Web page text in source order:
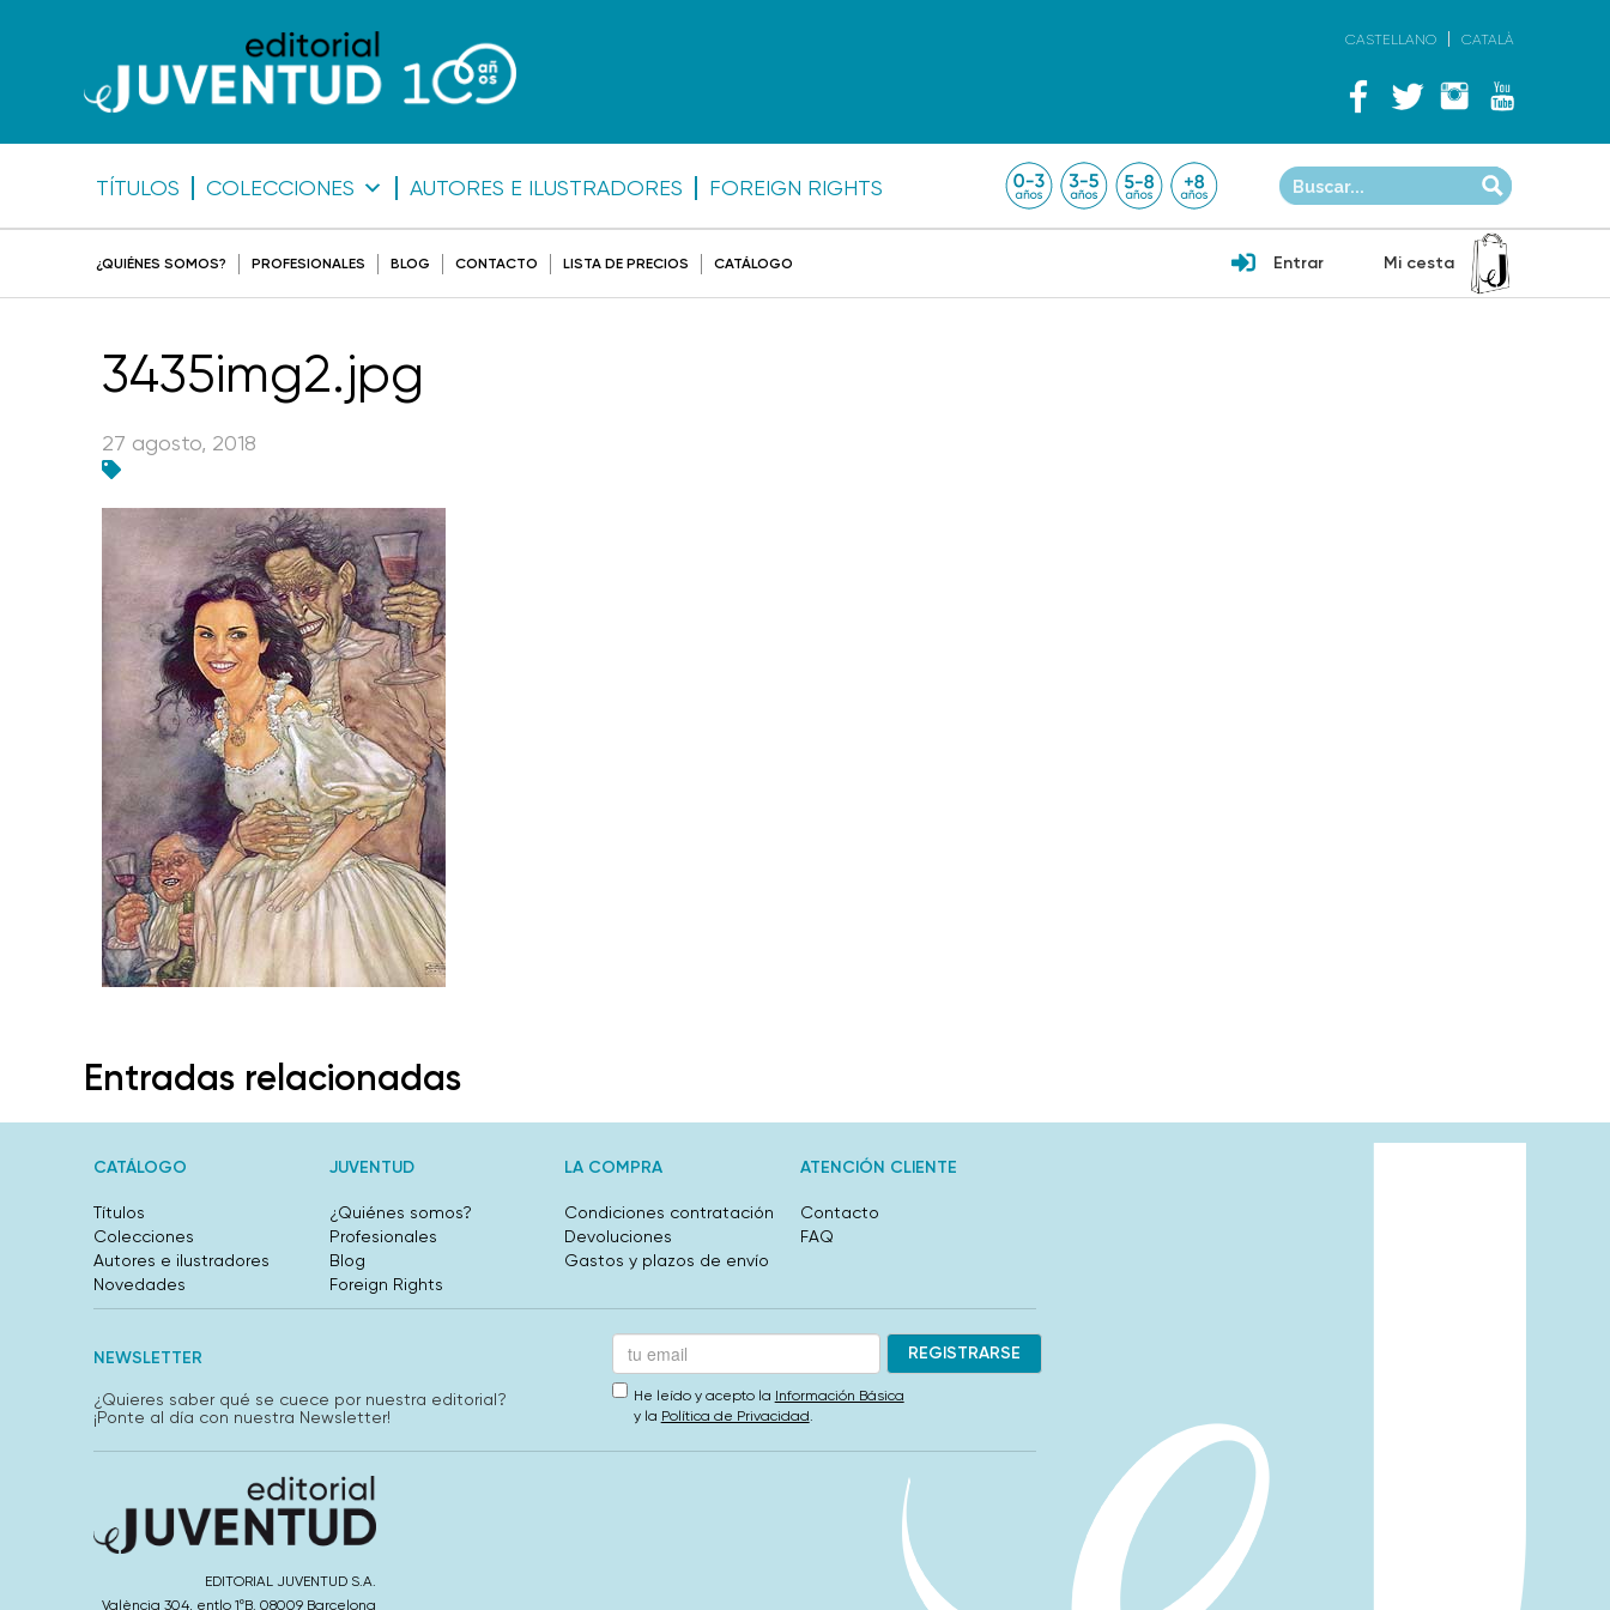
CASTELLANO CATALÀ
TÍTULOS COLECCIONES AUTORES E ILUSTRADORES FOREIGN RIGHTS
¿QUIÉNES SOMOS? PROFESIONALES BLOG CONTACTO LISTA DE PRECIOS CATÁLOGO Entrar Mi cesta
3435img2.jpg
27 agosto, 2018
Entradas relacionadas
CATÁLOGO
Títulos
Colecciones
Autores e ilustradores
Novedades
JUVENTUD
¿Quiénes somos?
Profesionales
Blog
Foreign Rights
LA COMPRA
Condiciones contratación
Devoluciones
Gastos y plazos de envío
ATENCIÓN CLIENTE
Contacto
FAQ
NEWSLETTER
¿Quieres saber qué se cuece por nuestra editorial?
¡Ponte al día con nuestra Newsletter!
He leído y acepto la Información Básica
y la Política de Privacidad.
EDITORIAL JUVENTUD S.A.
València 304, entlo 1ºB. 08009 Barcelona